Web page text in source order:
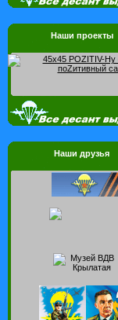
Наши проекты
Наши друзья